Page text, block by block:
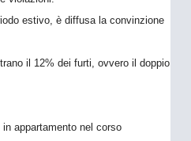
estivo, è diffusa la convinzione
il 12% dei furti, ovvero il doppio
appartamento nel corso